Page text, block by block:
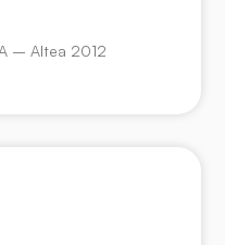
– Altea 2012